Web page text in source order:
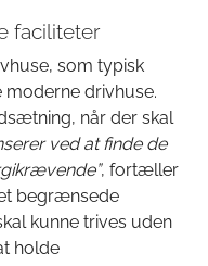
faciliteter
som typisk
drivhuse.
når der skal
ved at finde de
, fortæller
begrænsede
kunne trives uden
holde